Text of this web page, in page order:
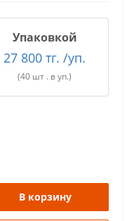
Упаковкой
27 800 тг. /уп.
(40 шт . в уп.)
В корзину